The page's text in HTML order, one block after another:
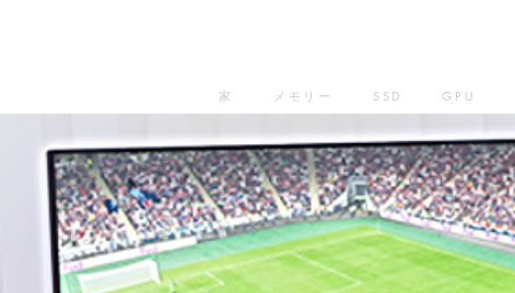
家 メモリー SSD GPU